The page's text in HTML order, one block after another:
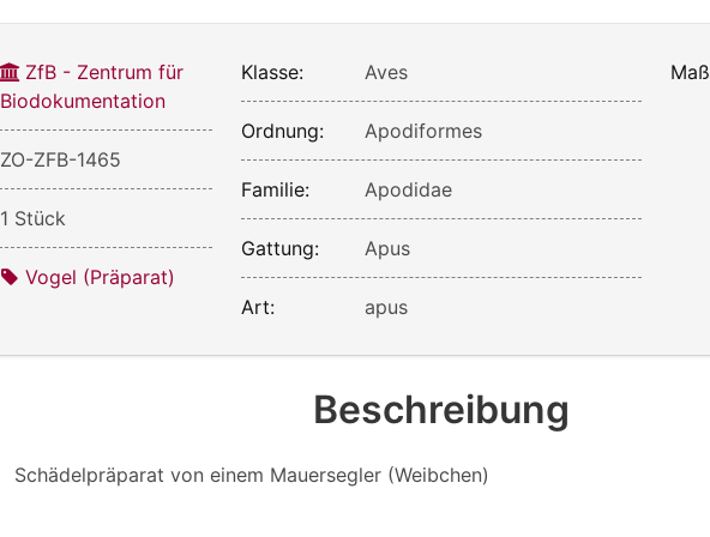
ZfB - Zentrum für
Biodokumentation
ZO-ZFB-1465
1 Stück
Vogel (Präparat)
Klasse: Aves
Ordnung: Apodiformes
Familie: Apodidae
Gattung: Apus
Art: apus
Beschreibung
Schädelpräparat von einem Mauersegler (Weibchen)